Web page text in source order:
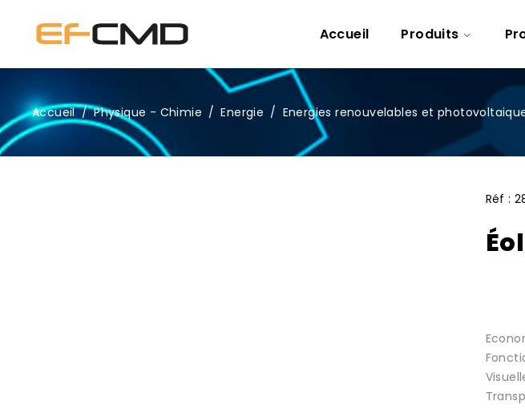
Accueil Produits
Accueil / Physique - Chimie / Energie / Energies renouvelables et
Réf :